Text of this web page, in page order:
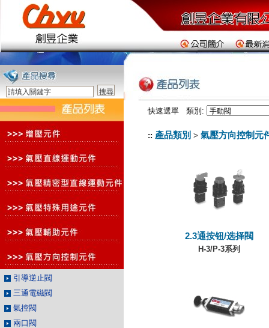
引導逆止閥
三通電磁閥
氣控閥
兩口閥
快速選單 類別:
:: 產品類別 > 氣壓方向控制元
2.3通按钮/选择閥
H-3/P-3系列